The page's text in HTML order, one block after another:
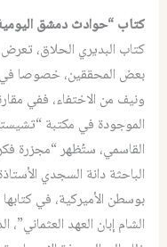
كتاب “حوادث دمشق
كتاب البديري الحلاق،
بعض المحققين، خصوصا في
ونيف من الاختفاء، ففي
الموجودة في مكتبة
القاسمي، ستُظهر “مجزرة
الباحثة دانة السجدي
بوسطن الأميركية، في
الشام إبان العهد